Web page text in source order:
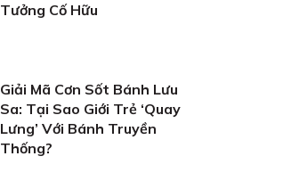
Tưởng Cố Hữu
Giải Mã Cơn Sốt Bánh Lưu
Sa: Tại Sao Giới Trẻ ‘Quay
Lưng’ Với Bánh Truyền
Thống?